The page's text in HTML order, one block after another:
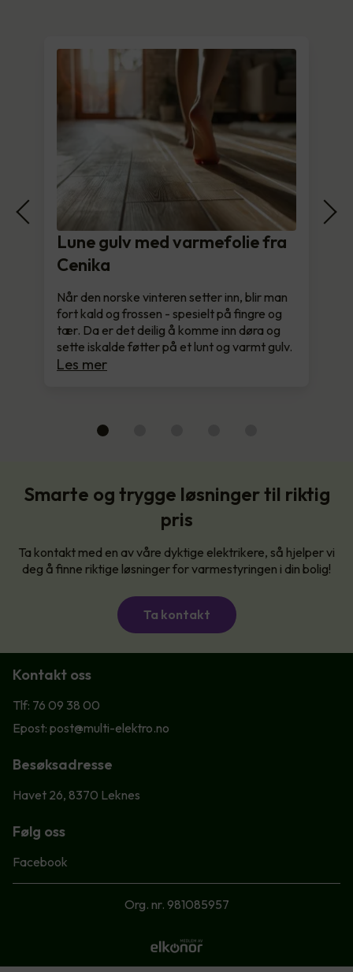
Lune gulv med varmefolie fra
Cenika
Når den norske vinteren setter inn, blir man
fort kald og frossen - spesielt på fingre og
tær. Da er det deilig å komme inn døra og
sette iskalde føtter på et lunt og varmt gulv.
Les mer
Smarte og trygge løsninger til riktig
pris
Ta kontakt med en av våre dyktige elektrikere, så hjelper vi
deg å finne riktige løsninger for varmestyringen i din bolig!
Ta kontakt
Kontakt oss
Tlf: 76 09 38 00
Epost: post@multi-elektro.no
Besøksadresse
Havet 26, 8370 Leknes
Følg oss
Facebook
Org. nr. 981085957